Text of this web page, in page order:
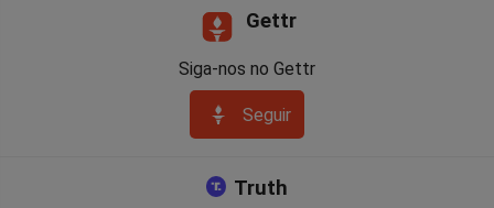
Gettr
Siga-nos no Gettr
Seguir
Truth